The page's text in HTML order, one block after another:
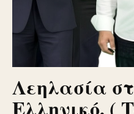
Λεηλασία
Ελληνικό. (